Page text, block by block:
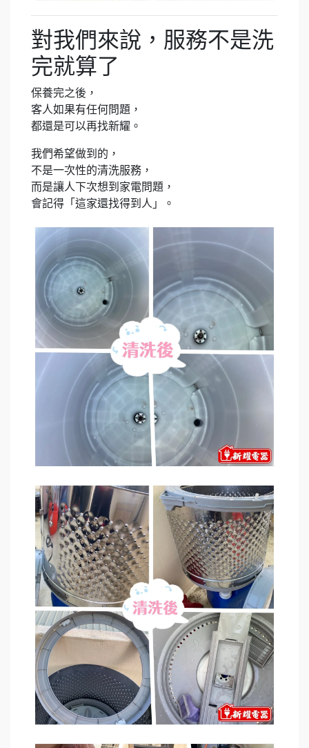
對我們來說，服務不是洗
完就算了
保養完之後，
客人如果有任何問題，
都還是可以再找新耀。
我們希望做到的，
不是一次性的清洗服務，
而是讓人下次想到家電問題，
會記得「這家還找得到人」。